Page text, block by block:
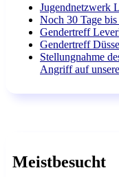
Jugendnetzwerk
Noch 30 Tage
Gendertreff
Gendertreff
Stellungnahme
Angriff auf
Meistbesucht